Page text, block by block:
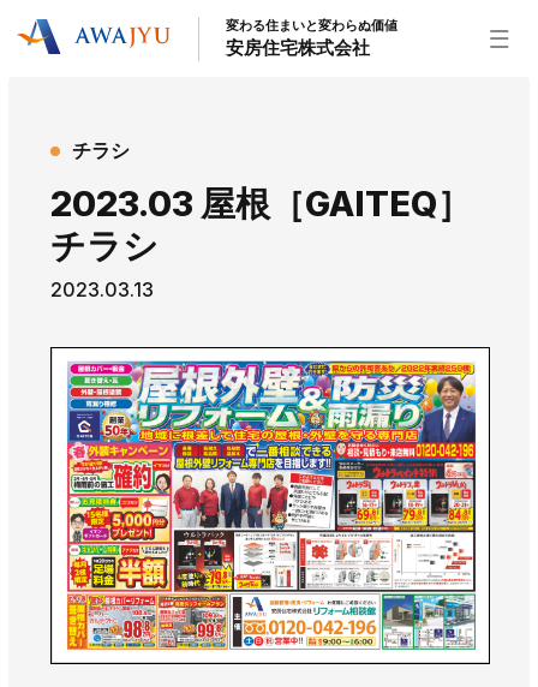
リフォーム事業 外装事業
新築住宅事業
不動産事業
大型物件事業
安房住宅について
社長挨拶 企業情報 沿革
拠点紹介
スタッフ紹介
お知らせ
社長ブログ イベント お知らせ
チラシ
AWAJYUブログ
安房住まいる
大型工事施工事例
採用情報
変わる住まいと変わらぬ価値
安房住宅株式会社
チラシ
2023.03 屋根［GAITEQ］
チラシ
2023.03.13